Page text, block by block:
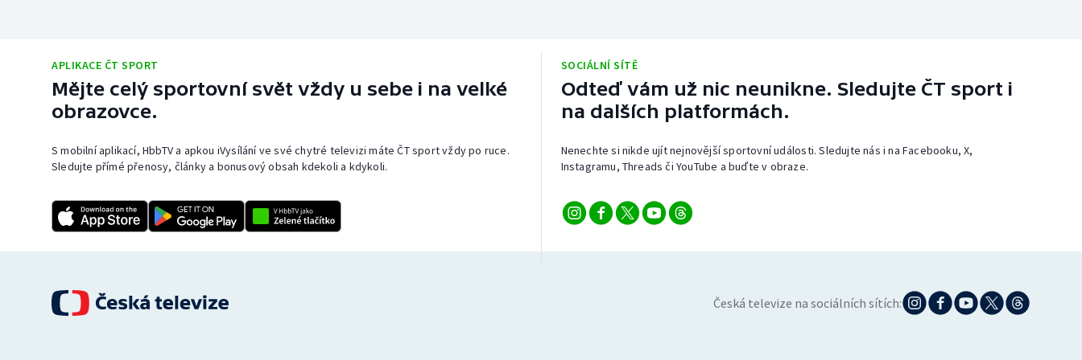
APLIKACE ČT SPORT
Mějte celý sportovní svět vždy u sebe i na velké
obrazovce.
S mobilní aplikací, HbbTV a apkou iVysílání ve své chytré televizi máte ČT sport vždy po ruce.
Sledujte přímé přenosy, články a bonusový obsah kdekoli a kdykoli.
SOCIÁLNÍ SÍTĚ
Odteď vám už nic neunikne. Sledujte ČT sport i
na dalších platformách.
Nenechte si nikde ujít nejnovější sportovní události. Sledujte nás i na Facebooku, X,
Instagramu, Threads či YouTube a buďte v obraze.
Česká televize na sociálních sítích: